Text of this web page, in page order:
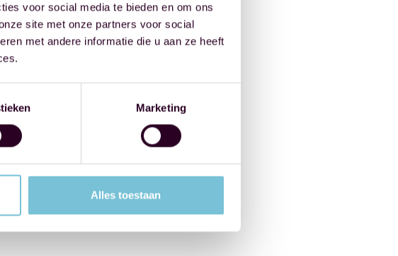
voor social media te bieden en om ons
site met onze partners voor social
met andere informatie die u aan ze heeft
Marketing
Alles toestaan